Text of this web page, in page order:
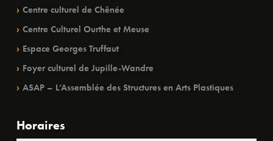
Centre culturel de Chênée
Centre Culturel Ourthe et Meuse
Espace Georges Truffaut
Foyer culturel de Jupille-Wandre
ASAP – L’Assemblée des Structures en Arts Plastiques
Horaires